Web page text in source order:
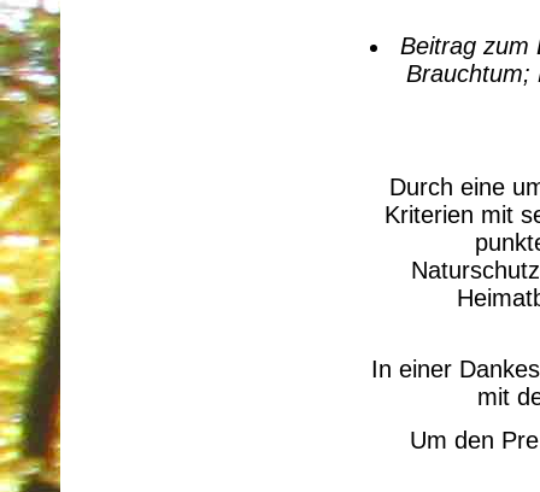
Beitrag zum
Brauchtum;
Durch eine
Kriterien mit
In einer
mit
Um den